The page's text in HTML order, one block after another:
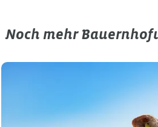
Entdecke
duftenden
Wildkräuterwissen ✓
Noch mehr